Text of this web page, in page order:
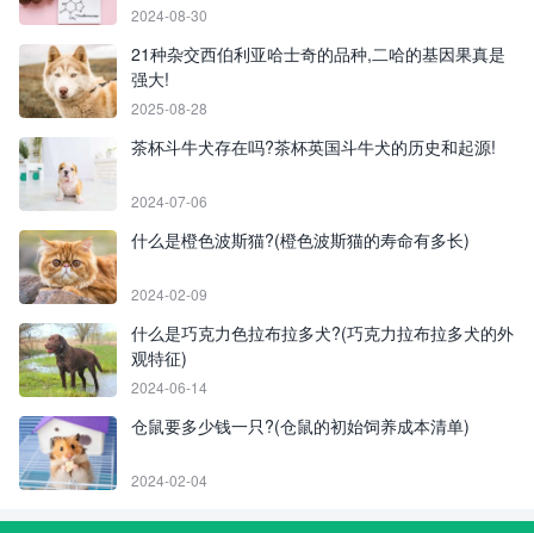
2024-08-30
21种杂交西伯利亚哈士奇的品种,二哈的基因果真是
强大!
2025-08-28
茶杯斗牛犬存在吗?茶杯英国斗牛犬的历史和起源!
2024-07-06
什么是橙色波斯猫?(橙色波斯猫的寿命有多长)
2024-02-09
什么是巧克力色拉布拉多犬?(巧克力拉布拉多犬的外
观特征)
2024-06-14
仓鼠要多少钱一只?(仓鼠的初始饲养成本清单)
2024-02-04